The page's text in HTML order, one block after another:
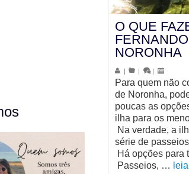
O QUE
NORONHA
| | |
Para quem não
de Noronha,
poucas as
ilha para os
Na verdade, a
série de
Há opções para
Passeios, …